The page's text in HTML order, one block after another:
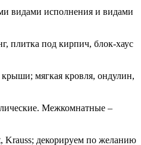
видами исполнения и видами
плитка под кирпич, блок-хаус
мягкая кровля, ондулин,
Межкомнатные –
Krauss; декорируем по желанию